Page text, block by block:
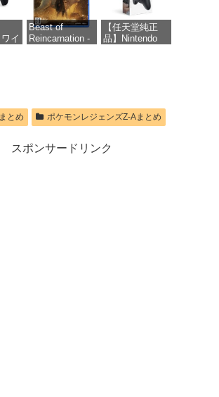
ー
クロSDエクス
プレスカード
256GB)
【Amazon.co.jp
イ
Beast of
Reincarnation -
【任天堂純正
品】Nintendo
とめ ポケモンレジェンズZ-Aまとめ
スポンサードリンク